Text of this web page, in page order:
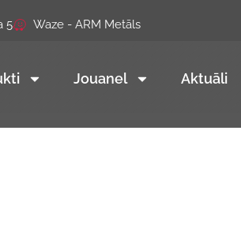
5 Waze - ARM Metāls
Jouanel Aktuāli